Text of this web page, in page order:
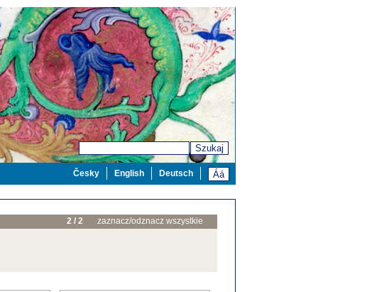
Szukaj
Deutsch
English
Česky
2 / 2 zaznacz/odznacz wszystkie